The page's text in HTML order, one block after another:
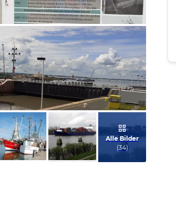
Bild melden
von Steffen
Bild melden
von Steffen
Bild
Alle Bilder
(34)